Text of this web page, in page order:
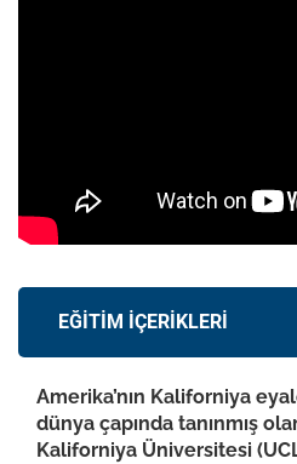
EĞİTİM İÇERİKLERİ
Amerika’nın Kaliforniya
dünya çapında tanınmış
Kaliforniya Üniversitesi